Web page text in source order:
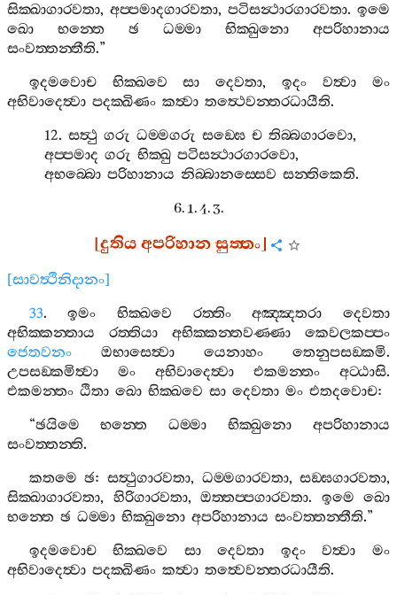
සික‍්ඛාගාරවතා, අප‍්පමාදගාරවතා, පටිසන්‍ථාරගාරවතා. ඉමෙ
ඛො
භන‍්තෙ ඡ ධම‍්මා භික‍්ඛුනො
අපරිහානාය
සංවත‍්තන‍්තීති.”
ඉදමවොච
භික‍්ඛවෙ සා දෙවතා,ඉදං වත්‍වා
මං
අභිවාදෙත්‍වා පදක‍්ඛිණං කත්‍වා තත්‍ථෙවන‍්තරධායීති.
12.සත්‍ථු ගරු ධම‍්මගරු සඞ‍්ඝෙ ච තිබ‍්බගාරවො,
අප‍්පමාද ගරු භික‍්ඛු පටිසන්‍ථාරගාරවො,
අභබ‍්බො පරිහානාය නිබ‍්බානස‍්සෙව සන‍්තිකෙති.
6. 1. 4. 3.
[දුතියඅපරිහානසුත‍්තං]
[සාවත්‍ථිනිදානං]
33.ඉමං භික‍්ඛවෙ රත‍්තිං අඤ‍්ඤතරා
දෙවතා
අභික‍්කන‍්තාය
රත‍්තියා අභික‍්කන‍්තවණ‍්ණා
කෙවලකප‍්පං
ජෙතවනං
ඔභාසෙත්‍වා යෙනාහං තෙනුපසඞ‍්කමි.
උපසඞ‍්කමිත්‍වා
මං අභිවාදෙත්‍වා එකමන‍්තං අට‍්ඨාසි.
එකමන‍්තං ඨිතා ඛො භික‍්ඛවෙ සා දෙවතා මං එතදවොච:
“ඡයිමෙ භන‍්තෙ ධම‍්මා භික‍්ඛුනො
අපරිහානාය
සංවත‍්තන‍්ති.
කතමෙ ඡ:සත්‍ථුගාරවතා, ධම‍්මගාරවතා, සඞ‍්ඝගාරවතා,
සික‍්ඛාගාරවතා, හිරිගාරවතා, ඔත‍්තප‍්පගාරවතා. ඉමෙ ඛො
භන‍්තෙ ඡ ධම‍්මා භික‍්ඛුනො අපරිහානාය සංවත‍්තන‍්තීති.”
ඉදමවොච
භික‍්ඛවෙ සා දෙවතා ඉදං වත්‍වා
මං
අභිවාදෙත්‍වා පදක‍්ඛිණං කත්‍වා තත්‍වෙවන‍්තරධායීති.